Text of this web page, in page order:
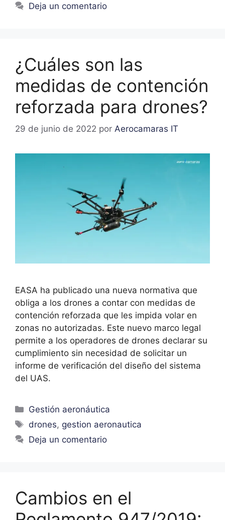
Deja un comentario
¿Cuáles son las
medidas de contención
reforzada para drones?
29 de junio de 2022 por Aerocamaras IT
EASA ha publicado una nueva normativa que
obliga a los drones a contar con medidas de
contención reforzada que les impida volar en
zonas no autorizadas. Este nuevo marco legal
permite a los operadores de drones declarar su
cumplimiento sin necesidad de solicitar un
informe de verificación del diseño del sistema
del UAS.
Gestión aeronáutica
drones, gestion aeronautica
Deja un comentario
Cambios en el